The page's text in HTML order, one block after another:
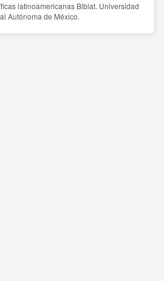
latinoamericanas Biblat. Universidad
Autónoma de México.